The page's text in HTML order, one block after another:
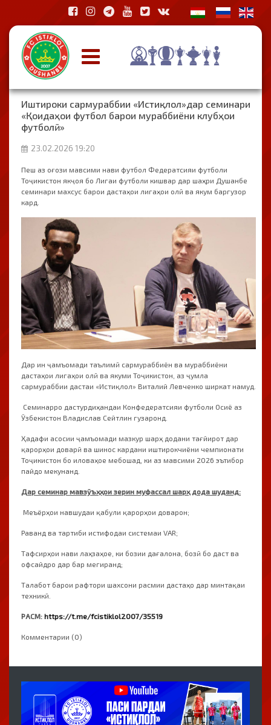
Иштироки сармураббии «Истиқлол»дар семинари
«Қоидаҳои футбол барои мураббиёни клубҳои
футболӣ»
23.02.2026 19:20
Пеш аз оғози мавсими нави футбол Федератсияи футболи
Тоҷикистон якҷоя бо Лигаи футболи кишвар дар шаҳри Душанбе
семинари махсус барои дастаҳои лигаҳои олӣ ва якум баргузор
кард.
Дар ин ҷамъомади таълимӣ сармураббиён ва мураббиёни
дастаҳои лигаҳои олӣ ва якуми Тоҷикистон, аз ҷумла
сармураббии дастаи «Истиқлол» Виталий Левченко ширкат намуд.
Семинарро дастурдиҳандаи Конфедератсияи футболи Осиё аз
Ӯзбекистон Владислав Сейтлин гузаронд.
Ҳадафи асосии ҷамъомади мазкур шарҳ додани тағйирот дар
қарорҳои доварӣ ва шинос кардани иштирокчиёни чемпионати
Тоҷикистон бо иловаҳое мебошад, ки аз мавсими 2026 эътибор
пайдо мекунанд.
Дар семинар мавзӯъҳҳои зерин муфассал шарҳ дода шуданд:
Меъёрҳои навшудаи қабули қарорҳои доварон;
Раванд ва тартиби истифодаи системаи VAR;
Тафсирҳои нави лаҳзаҳое, ки бозии дағалона, бозӣ бо даст ва
офсайдро дар бар мегиранд;
Талабот барои рафтори шахсони расмии дастаҳо дар минтақаи
техникӣ.
РАСМ: https://t.me/fcistiklol2007/35519
Комментарии (0)